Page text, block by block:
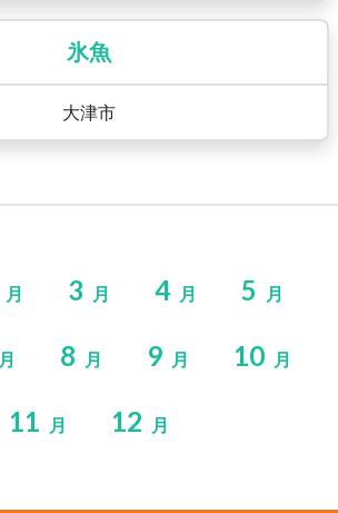
氷魚
大津市
月 3 月 4 月 5 月
月 8 月 9 月 10 月
11 月 12 月